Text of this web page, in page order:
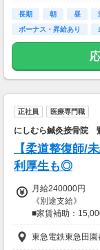
実績手当：1,500
※有期雇用期間中
管理者手当：
☆最大年収例
◇賞与※業績によ
支給します
一部支給
長期 朝 昼
ボーナス・昇給あり
正社員 医療専門職
にしむら鍼灸接骨院
【柔道整復師/
利厚生も◎
月給240000円
《別途支給》
■家賃補助：
■家族手当
・配偶者：
東急電鉄東急田